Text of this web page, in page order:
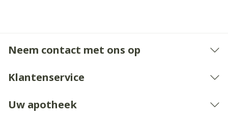
Neem contact met ons op
Klantenservice
Uw apotheek